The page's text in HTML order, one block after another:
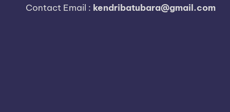
i
Contact Email : kendribatubara@gmail.com